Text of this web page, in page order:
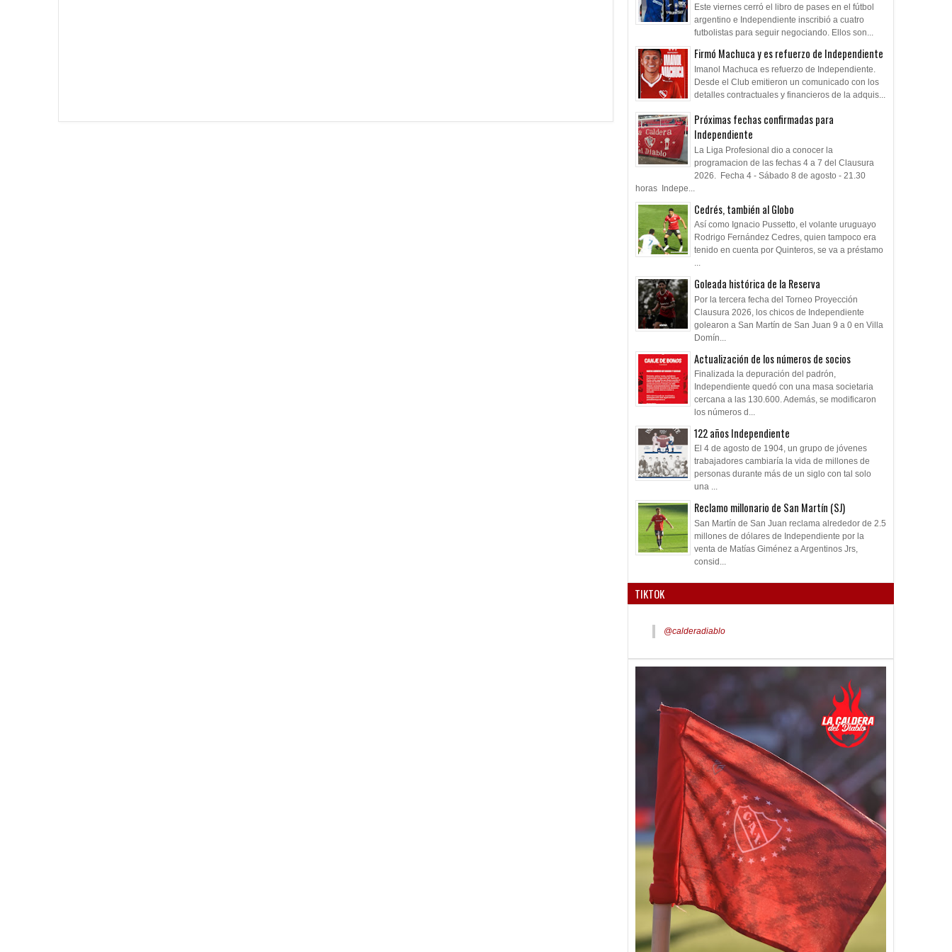
Este viernes cerró el libro de pases en el fútbol
argentino e Independiente inscribió a cuatro
futbolistas para seguir negociando. Ellos son...
Firmó Machuca y es refuerzo de Independiente
Imanol Machuca es refuerzo de Independiente.
Desde el Club emitieron un comunicado con los
detalles contractuales y financieros de la adquis...
Próximas fechas confirmadas para
Independiente
La Liga Profesional dio a conocer la
programacion de las fechas 4 a 7 del Clausura
2026. Fecha 4 - Sábado 8 de agosto - 21.30
horas Indepe...
Cedrés, también al Globo
Así como Ignacio Pussetto, el volante uruguayo
Rodrigo Fernández Cedres, quien tampoco era
tenido en cuenta por Quinteros, se va a préstamo
...
Goleada histórica de la Reserva
Por la tercera fecha del Torneo Proyección
Clausura 2026, los chicos de Independiente
golearon a San Martín de San Juan 9 a 0 en Villa
Domín...
Actualización de los números de socios
Finalizada la depuración del padrón,
Independiente quedó con una masa societaria
cercana a las 130.600. Además, se modificaron
los números d...
122 años Independiente
El 4 de agosto de 1904, un grupo de jóvenes
trabajadores cambiaría la vida de millones de
personas durante más de un siglo con tal solo
una ...
Reclamo millonario de San Martín (SJ)
San Martín de San Juan reclama alrededor de 2.5
millones de dólares de Independiente por la
venta de Matías Giménez a Argentinos Jrs,
consid...
TIKTOK
@calderadiablo